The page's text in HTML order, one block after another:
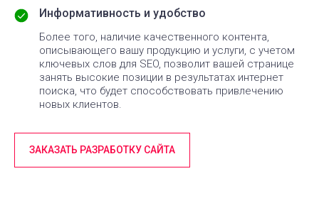
Информативность и удобство
Более того, наличие качественного контента,
описывающего вашу продукцию и услуги, с учетом
ключевых слов для SEO, позволит вашей странице
занять высокие позиции в результатах интернет
поиска, что будет способствовать привлечению
новых клиентов.
ЗАКАЗАТЬ РАЗРАБОТКУ САЙТА